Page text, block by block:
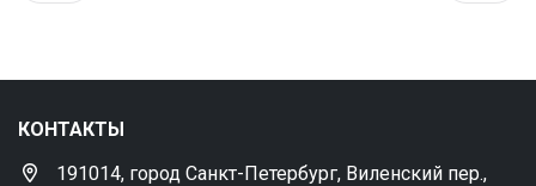
КОНТАКТЫ
191014, город Санкт-Петербург, Виленский пер.,